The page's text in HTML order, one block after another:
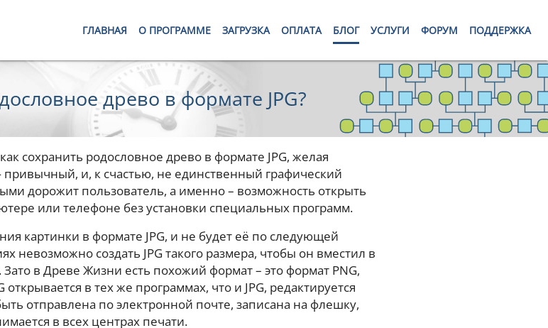
ГЛАВНАЯ О ПРОГРАММЕ ЗАГРУЗКА ОПЛАТА БЛОГ УСЛУГИ ФОРУМ ПОДДЕРЖКА
древо в формате JPG?
сохранить родословное древо в формате JPG, желая
привычный, и, к счастью, не единственный графический
дорожит пользователь, а именно – возможность открыть
или телефоне без установки специальных программ.
картинки в формате JPG, и не будет её по следующей
невозможно создать JPG такого размера, чтобы он вместил в
в Древе Жизни есть похожий формат – это формат PNG,
в тех же программах, что и JPG, редактируется
отправлена по электронной почте, записана на флешку,
в всех центрах печати.